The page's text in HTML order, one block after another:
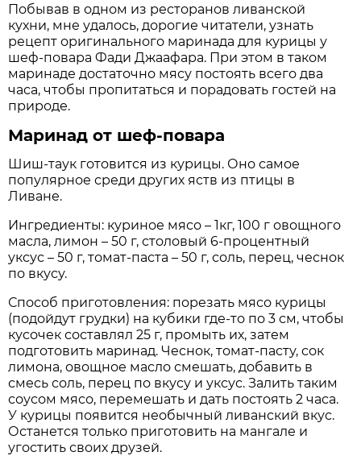
Побывав в одном из ресторанов ливанской
кухни, мне удалось, дорогие читатели, узнать
рецепт оригинального маринада для курицы у
шеф-повара Фади Джаафара. При этом в таком
маринаде достаточно мясу постоять всего два
часа, чтобы пропитаться и порадовать гостей на
природе.
Маринад от шеф-повара
Шиш-таук готовится из курицы. Оно самое
популярное среди других яств из птицы в
Ливане.
Ингредиенты: куриное мясо – 1кг, 100 г овощного
масла, лимон – 50 г, столовый 6-процентный
уксус – 50 г, томат-паста – 50 г, соль, перец, чеснок
по вкусу.
Способ приготовления: порезать мясо курицы
(подойдут грудки) на кубики где-то по 3 см, чтобы
кусочек составлял 25 г, промыть их, затем
подготовить маринад. Чеснок, томат-пасту, сок
лимона, овощное масло смешать, добавить в
смесь соль, перец по вкусу и уксус. Залить таким
соусом мясо, перемешать и дать постоять 2 часа.
У курицы появится необычный ливанский вкус.
Останется только приготовить на мангале и
угостить своих друзей.